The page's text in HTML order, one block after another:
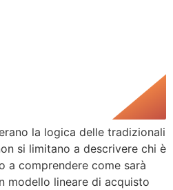
la logica delle tradizionali
si limitano a descrivere chi è
a comprendere come sarà
modello lineare di acquisto